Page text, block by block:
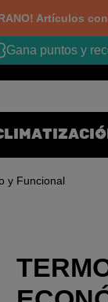
Artículos
puntos y
y Funcional